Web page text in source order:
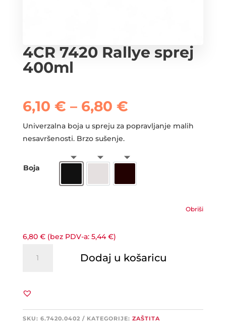
4CR 7420 Rallye sprej
400ml
6,10 € – 6,80 €Raspon
od
do
6,80 €
Univerzalna boja u spreju za popravljanje malih
nesavršenosti. Brzo sušenje.
Boja
Obriši
6,80 € (bez PDV-a: 5,44€)
7420
400ml
Dodaj u košaricu
SKU: 6.7420.0402 KATEGORIJE: ZAŠTITA